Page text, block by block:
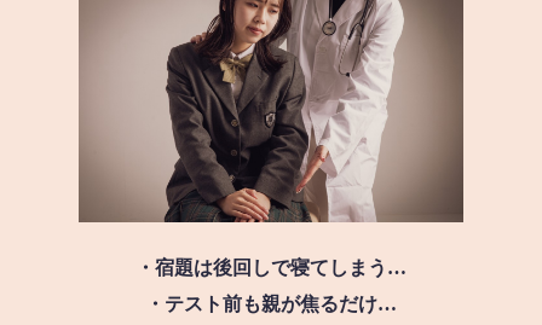
・宿題は後回しで寝てしまう…
・テスト前も親が焦るだけ…